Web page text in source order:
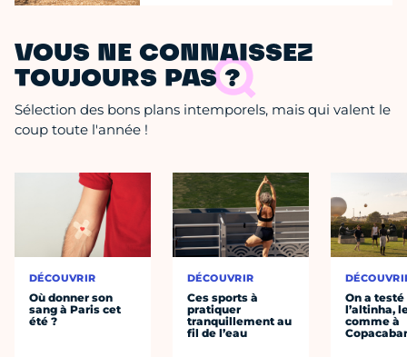
VOUS NE CONNAISSEZ
TOUJOURS PAS ?
Sélection des bons plans intemporels, mais qui valent le
coup toute l'année !
DÉCOUVRIR
Où donner son
sang à Paris cet
été ?
DÉCOUVRIR
Ces sports à
pratiquer
tranquillement au
fil de l’eau
On a testé
l’altinha,
comme à